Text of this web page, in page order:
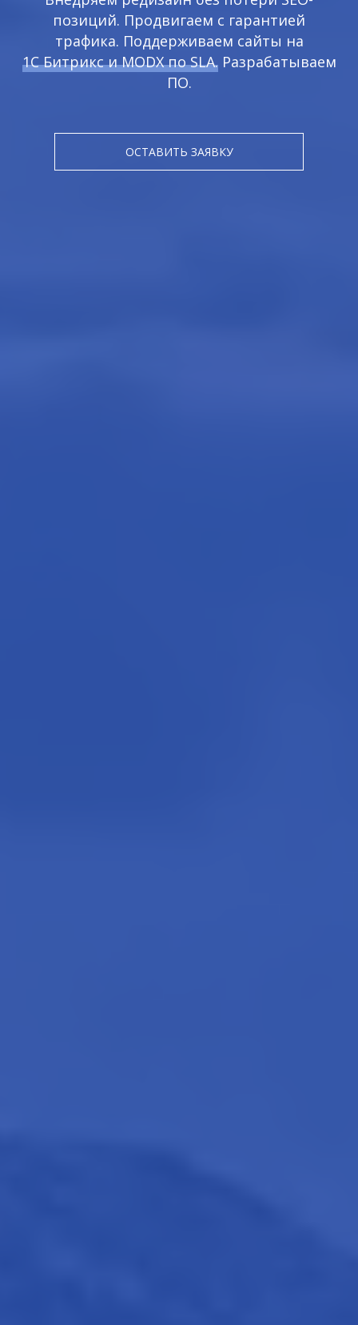
позиций. Продвигаем с гарантией
трафика. Поддерживаем сайты на
1С Битрикс и MODX по SLA.Разрабатываем
ПО.
ОСТАВИТЬ ЗАЯВКУ